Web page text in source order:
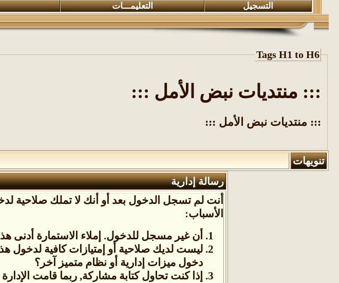
التسجيل التعليمـــات
Tags H1 to H6
::: منتديات نبض الأمل :::
::: منتديات نبض الأمل :::
تنويهات
رسالة إدارية
أنت لم تسجل الدخول بعد أو أنك لا تملك صلاحية
الأسباب:
أن غير مسجل للدخول. إملاء الاستمارة أدنى
ليست لديك صلاحية أو إمتيازات كافية
دخول ميزات إدارية أو نظام متميز آخر؟
إذا كنت تحاول كتابة مشاركة, ربما قامت